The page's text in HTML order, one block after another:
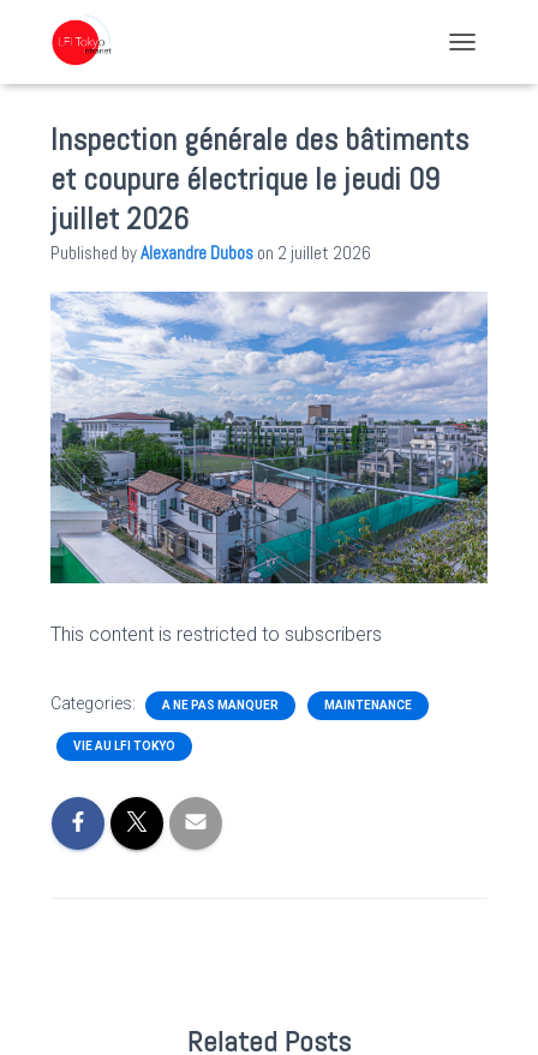
Inspection générale des bâtiments
et coupure électrique le jeudi 09
juillet 2026
Published byAlexandre Dubos on 2 juillet 2026
This content is restricted to subscribers
Categories: A NE PAS MANQUER MAINTENANCE
VIE AU LFI TOKYO
Related Posts